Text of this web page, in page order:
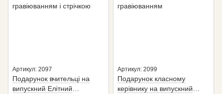
Артикул: 2097
Подарунок вчительці на
випускний Елітний
Артикул: 2099
Подарунок класному
керівнику на випускний